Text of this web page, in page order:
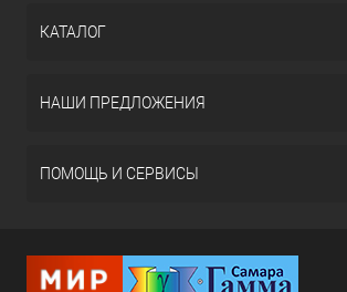
КАТАЛОГ
НАШИ ПРЕДЛОЖЕНИЯ
ПОМОЩЬ И СЕРВИСЫ